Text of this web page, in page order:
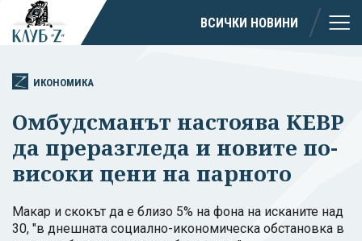
ВСИЧКИ НОВИНИ
ИКОНОМИКА
Омбудсманът настоява КЕВР
да преразгледа и новите по-
високи цени на парното
Макар и скокът да е близо 5% на фона на исканите над
30, "в днешната социално-икономическа обстановка в